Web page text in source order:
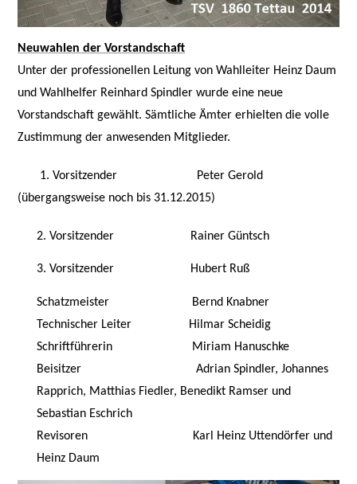
Neuwahlen der Vorstandschaft
Unter der professionellen Leitung von Wahlleiter Heinz Daum
und Wahlhelfer Reinhard Spindler wurde eine neue
Vorstandschaft gewählt. Sämtliche Ämter erhielten die volle
Zustimmung der anwesenden Mitglieder.
1. Vorsitzender Peter Gerold
(übergangsweise noch bis 31.12.2015)
2. Vorsitzender Rainer Güntsch
3. Vorsitzender Hubert Ruß
Schatzmeister
Bernd Knabner
Technischer Leiter
Hilmar Scheidig
Schriftführerin
Miriam Hanuschke
Beisitzer
Adrian Spindler, Johannes
Rapprich, Matthias Fiedler, Benedikt Ramser und
Sebastian Eschrich
Revisoren
Karl Heinz Uttendörfer und
Heinz Daum